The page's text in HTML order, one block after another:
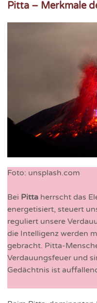
Pitta – Merkmale
Foto: unsplash.com
Bei Pitta herrscht das
energetisiert, steuert
reguliert unsere
die Intelligenz werden
gebracht. Pitta-
Verdauungsfeuer und
Gedächtnis ist